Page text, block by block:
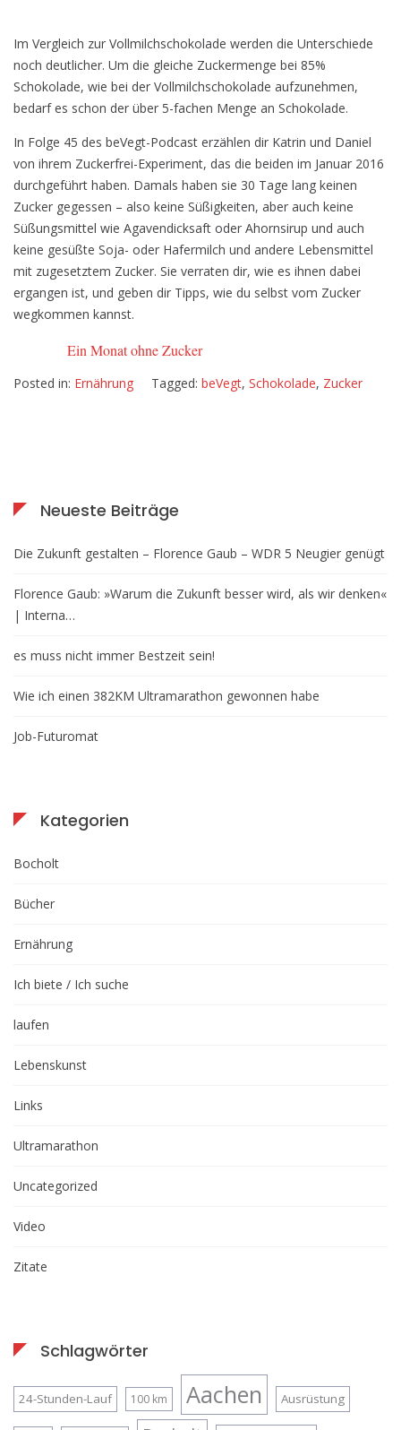
Im Vergleich zur Vollmilchschokolade werden die Unterschiede
noch deutlicher. Um die gleiche Zuckermenge bei 85%
Schokolade, wie bei der Vollmilchschokolade aufzunehmen,
bedarf es schon der über 5-fachen Menge an Schokolade.
In Folge 45 des beVegt-Podcast erzählen dir Katrin und Daniel
von ihrem Zuckerfrei-Experiment, das die beiden im Januar 2016
durchgeführt haben. Damals haben sie 30 Tage lang keinen
Zucker gegessen – also keine Süßigkeiten, aber auch keine
Süßungsmittel wie Agavendicksaft oder Ahornsirup und auch
keine gesüßte Soja- oder Hafermilch und andere Lebensmittel
mit zugesetztem Zucker. Sie verraten dir, wie es ihnen dabei
ergangen ist, und geben dir Tipps, wie du selbst vom Zucker
wegkommen kannst.
Ein Monat ohne Zucker
Posted in: Ernährung Tagged: beVegt, Schokolade, Zucker
Neueste Beiträge
Die Zukunft gestalten – Florence Gaub – WDR 5 Neugier genügt
Florence Gaub: »Warum die Zukunft besser wird, als wir denken«
| Interna…
es muss nicht immer Bestzeit sein!
Wie ich einen 382KM Ultramarathon gewonnen habe
Job-Futuromat
Kategorien
Bocholt
Bücher
Ernährung
Ich biete / Ich suche
laufen
Lebenskunst
Links
Ultramarathon
Uncategorized
Video
Zitate
Schlagwörter
24-Stunden-Lauf 100 km Aachen Ausrüstung